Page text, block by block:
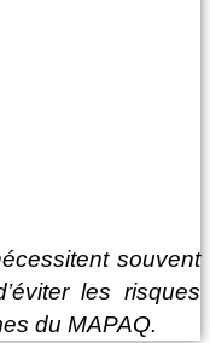
souvent
les risques
du MAPAQ.